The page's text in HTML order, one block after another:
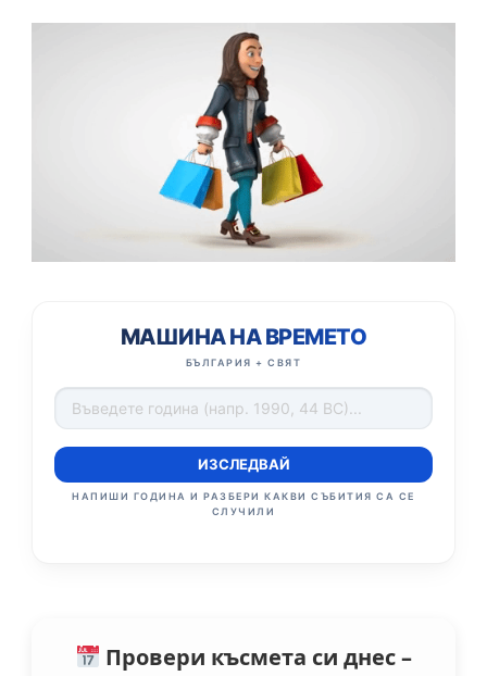
МАШИНА НА ВРЕМЕТО
БЪЛГАРИЯ + СВЯТ
ИЗСЛЕДВАЙ
НАПИШИ ГОДИНА И РАЗБЕРИ КАКВИ СЪБИТИЯ СА СЕ
СЛУЧИЛИ
Провери късмета си днес –